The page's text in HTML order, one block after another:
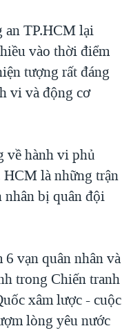
an TP.HCM lại
vào thời điểm
tượng rất đáng
vi và động cơ
về hành vi phủ
HCM là những trận
nhân bị quân đội
vạn quân nhân và
trong Chiến tranh
xâm lược - cuộc
lòng yêu nước